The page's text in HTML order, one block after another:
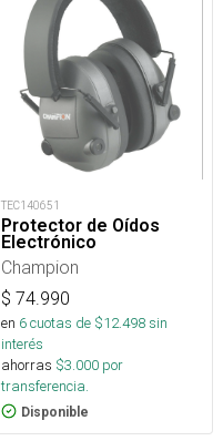
TEC140651
Protector de Oídos
Electrónico
Champion
$ 74.990
en 6cuotas de $12.498sin
interés
ahorras $3.000 por
transferencia.
Disponible